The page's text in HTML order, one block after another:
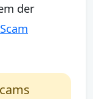
der